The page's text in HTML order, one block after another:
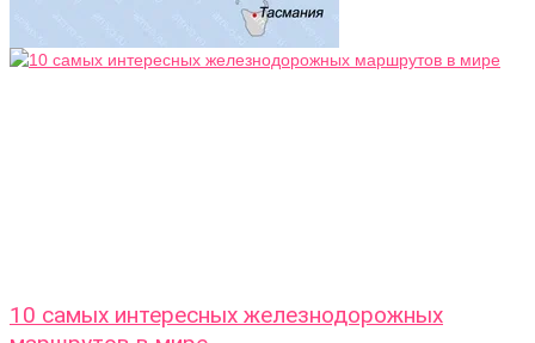
10 самых интересных железнодорожных